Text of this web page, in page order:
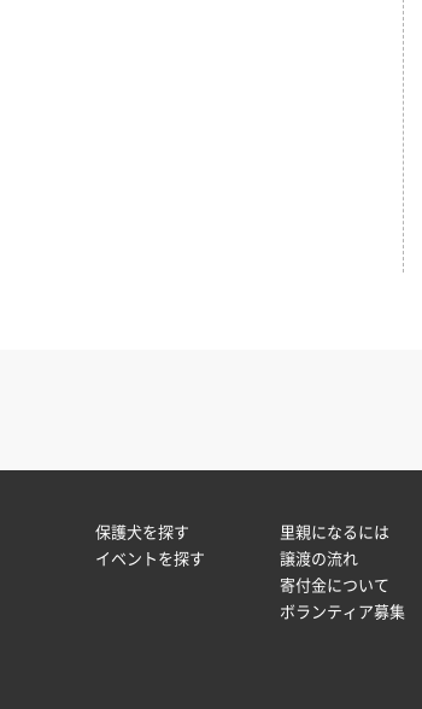
保護犬を探す
イベントを探す
里親になるには
譲渡の流れ
寄付金について
ボランティア募集